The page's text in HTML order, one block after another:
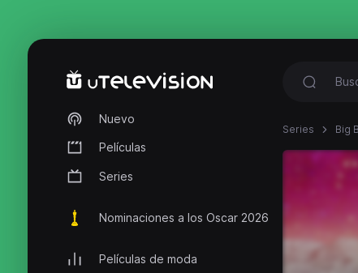
Nuevo
Películas
Series
Nominaciones a los Oscar 2026
Películas de moda
Series Big